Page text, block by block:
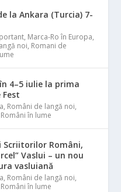
la Ankara (Turcia) 7-
, Marca-Ro în Europa,
noi, Romani de
4–5 iulie la prima
Fest
, Români de langă noi,
Români în lume
Scriitorilor Români,
Vaslui – un nou
vasluiană
, Români de langă noi,
Români în lume